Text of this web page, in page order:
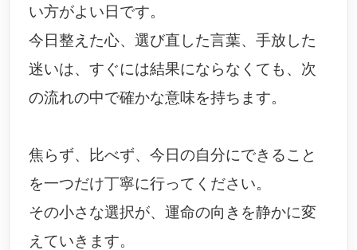
い方がよい日です。
今日整えた心、選び直した言葉、手放した
迷いは、すぐには結果にならなくても、次
の流れの中で確かな意味を持ちます。
焦らず、比べず、今日の自分にできること
を一つだけ丁寧に行ってください。
その小さな選択が、運命の向きを静かに変
えていきます。